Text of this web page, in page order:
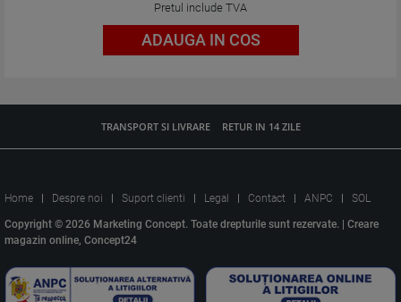
Pretul include TVA
ADAUGA IN COS
TRANSPORT SI LIVRARE RETUR IN 14 ZILE
Home Despre noi Suport clienti Legal Contact ANPC SOL
Copyright © 2026 Marketing Concept. Toate drepturile sunt rezervate. | Creare
magazin online, Concept24